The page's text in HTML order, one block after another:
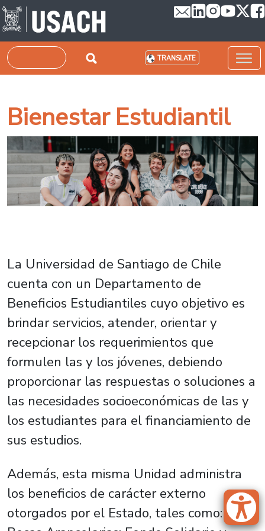
Skip to main content
Search TRANSLATE
Bienestar Estudiantil
La Universidad de Santiago de Chile
cuenta con un Departamento de
Beneficios Estudiantiles cuyo objetivo es
brindar servicios, atender, orientar y
recepcionar los requerimientos que
formulen las y los jóvenes, debiendo
proporcionar las respuestas o soluciones a
las necesidades socioeconómicas de las y
los estudiantes para el financiamiento de
sus estudios.
Además, esta misma Unidad administra
los beneficios de carácter externo
otorgados por el Estado, tales como: